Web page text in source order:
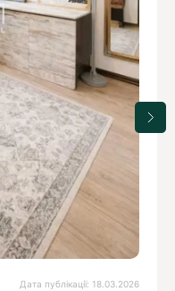
Дата публікації: 18.03.2026